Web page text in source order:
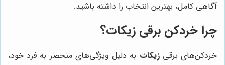
آگاهی کامل، بهترین انتخاب را داشته باشید.
چرا خردکن برقی زیکات؟
خردکن‌های برقیزیکات به دلیل ویژگی‌های منحصر به فرد خود،